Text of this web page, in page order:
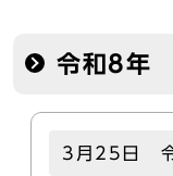
令和8年
3月25日 令